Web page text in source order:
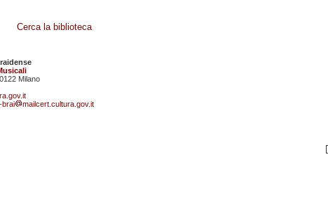
Cerca la biblioteca
Milano
brai mailcert.cultura.gov.it